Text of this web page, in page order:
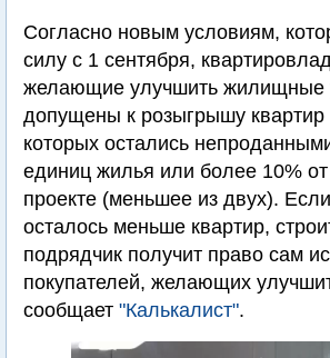
Согласно новым условиям,
силу с 1 сентября,
желающие улучшить жилищные
допущены к розыгрышу квартир
которых остались
единиц жилья или более 10% от
проекте (меньшее из двух).
осталось меньше квартир,
подрядчик получит право сам
покупателей, желающих
сообщает "Калькалист".